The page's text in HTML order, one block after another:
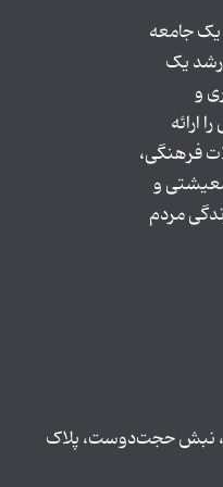
یک جامعه
رشد یک
و
ارائه
فرهنگی،
و
مردم
نبش حجت‌دوست، پلاک